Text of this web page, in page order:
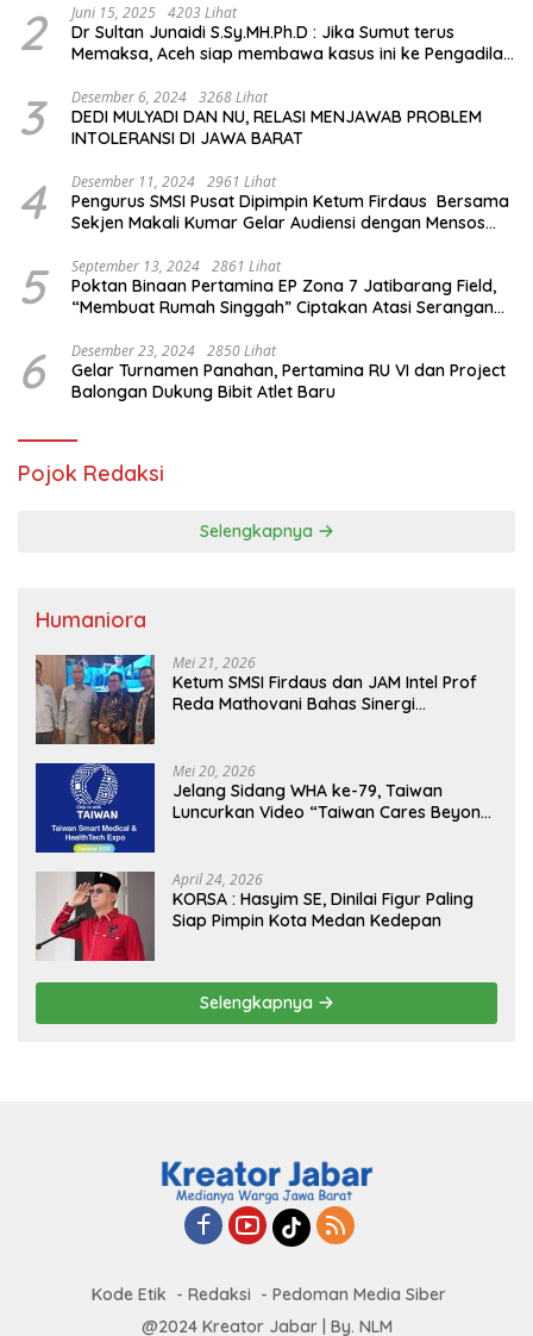
2 Juni 15, 2025 4203 Lihat
Dr Sultan Junaidi S.Sy.MH.Ph.D : Jika Sumut terus
Memaksa, Aceh siap membawa kasus ini ke Pengadilan
3 Desember 6, 2024 3268 Lihat
DEDI MULYADI DAN NU, RELASI MENJAWAB PROBLEM
INTOLERANSI DI JAWA BARAT
4 Desember 11, 2024 2961 Lihat
Pengurus SMSI Pusat Dipimpin Ketum Firdaus Bersama
Sekjen Makali Kumar Gelar Audiensi dengan Mensos
5 September 13, 2024 2861 Lihat
Poktan Binaan Pertamina EP Zona 7 Jatibarang Field,
“Membuat Rumah Singgah” Ciptakan Atasi Serangan
6 Desember 23, 2024 2850 Lihat
Gelar Turnamen Panahan, Pertamina RU VI dan Project
Balongan Dukung Bibit Atlet Baru
Pojok Redaksi
Selengkapnya
Humaniora
Mei 21, 2026
Ketum SMSI Firdaus dan JAM Intel Prof
Reda Mathovani Bahas Sinergi
MBG, Perkuat Pengawasan Program
Pemerintah
Mei 20, 2026
Jelang Sidang WHA ke-79, Taiwan
Luncurkan Video “Taiwan Cares Beyond
April 24, 2026
KORSA : Hasyim SE, Dinilai Figur Paling
Siap Pimpin Kota Medan Kedepan
Selengkapnya
Kode Etik Redaksi
Pedoman Media Siber
@2024 Kreator Jabar | By. NLM